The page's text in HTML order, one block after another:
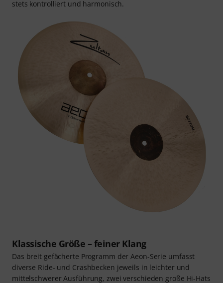
stets kontrolliert und harmonisch.
Klassische Größe – feiner Klang
Das breit gefächerte Programm der Aeon-Serie umfasst
diverse Ride- und Crashbecken jeweils in leichter und
mittelschwerer Ausführung, zwei verschieden große Hi-Hats